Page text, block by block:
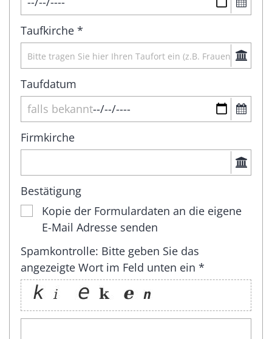
Taufkirche *
Taufdatum
Firmkirche
Bestätigung
Kopie der Formulardaten an die eigene
E-Mail Adresse senden
Spamkontrolle: Bitte geben Sie das
angezeigte Wort im Feld unten ein *